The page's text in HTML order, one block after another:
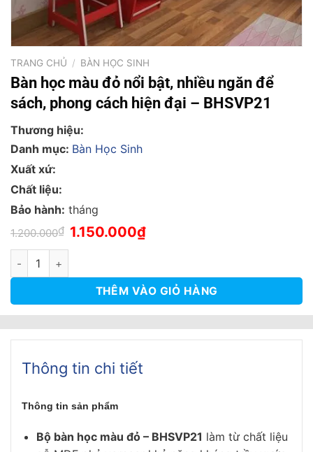
TRANG CHỦ / BÀN HỌC SINH
Bàn học màu đỏ nổi bật, nhiều ngăn để
sách, phong cách hiện đại – BHSVP21
Thương hiệu:
Danh mục: Bàn Học Sinh
Xuất xứ:
Chất liệu:
Bảo hành: tháng
1.200.000₫ Giá
gốc
1.150.000₫Giá
hiện
Bàn học màu đỏ nổi bật, nhiều ngăn để sách, phong cách hiện
THÊM VÀO GIỎ HÀNG
Thông tin chi tiết
Thông tin sản phẩm
Bộ bàn học màu đỏ – BHSVP21 làm từ chất liệu